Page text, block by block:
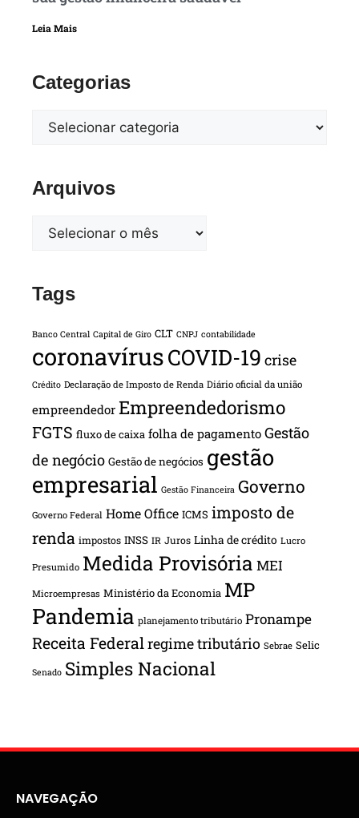
Leia Mais
Categorias
Arquivos
Tags
Banco Central Capital de Giro CLT CNPJ contabilidade
coronavírusCOVID-19 crise
Crédito Declaração de Imposto de Renda Diário oficial da união
empreendedor Empreendedorismo
FGTS fluxo de caixa folha de pagamento Gestão
de negócio Gestão de negócios gestão
empresarial Gestão Financeira Governo
Governo Federal Home Office ICMS imposto de
renda impostos INSS IR Juros Linha de crédito Lucro
Presumido Medida Provisória MEI
Microempresas Ministério da Economia MP
Pandemia planejamento tributário Pronampe
Receita Federalregime tributário Sebrae Selic
Senado Simples Nacional
NAVEGAÇÃO